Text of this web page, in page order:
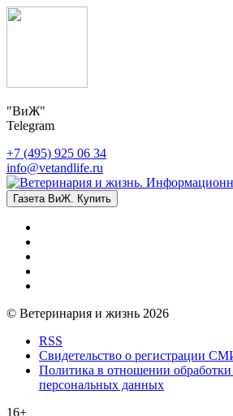
"ВиЖ"
Telegram
+7 (495) 925 06 34
info@vetandlife.ru
Газета ВиЖ. Купить
© Ветеринария и жизнь 2026
RSS
Свидетельство о регистрации
Политика в отношении
персональных данных
16+